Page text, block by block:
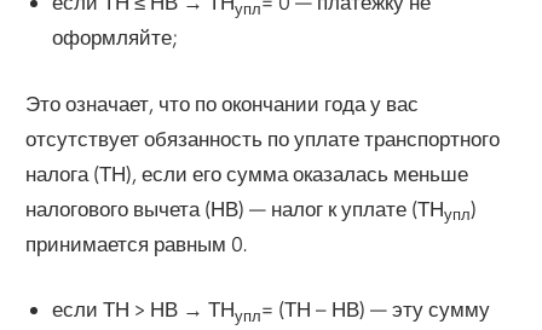
упл
оформляйте;
Это означает, что по окончании года у вас
отсутствует обязанность по уплате транспортного
налога (ТН), если его сумма оказалась меньше
налогового вычета (НВ) — налог к уплате (ТНупл)
принимается равным 0.
если ТН > НВ → ТНупл= (ТН – НВ) — эту сумму